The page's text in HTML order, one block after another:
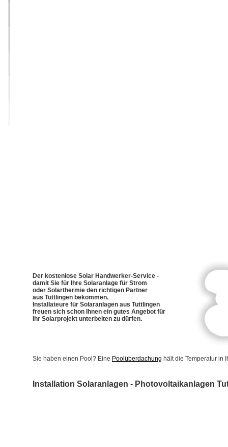
Der kostenlose Solar Handwerker-Service -
damit Sie für Ihre Solaranlage für Strom
oder Solarthermie den richtigen Partner
aus Tuttlingen bekommen.
Installateure für Solaranlagen aus Tuttlingen
freuen sich schon Ihnen ein gutes Angebot für
Ihr Solarprojekt unterbeiten zu dürfen.
Sie haben einen Pool? Eine Poolüberdachung hält die Temperatur in
Installation Solaranlagen - Photovoltaikanlagen